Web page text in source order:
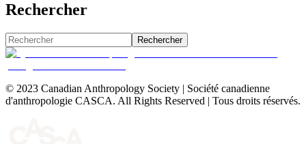
Rechercher
Rechercher
© 2023 Canadian Anthropology Society | Société canadienne
d'anthropologie CASCA. All Rights Reserved | Tous droits réservés.